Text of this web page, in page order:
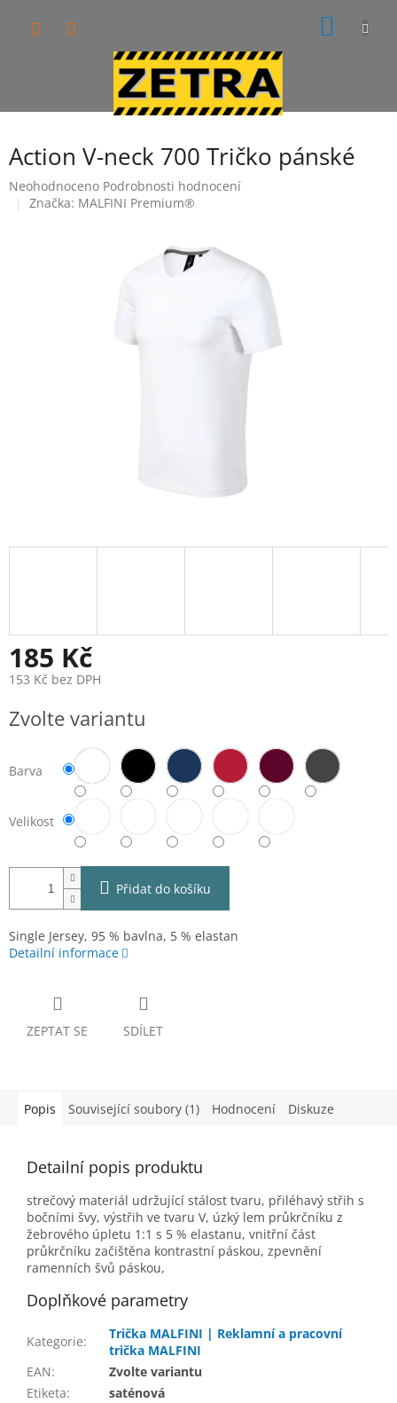
Action V-neck 700 Tričko pánské
Průměrné
hodnocení
Neohodnoceno Podrobnosti hodnocení
Značka: MALFINI Premium®
185 Kč
153 Kč bez DPH
cena:
Zvolte variantu
Barva
Velikost
Přidat do košíku
Single Jersey, 95 % bavlna, 5 % elastan
Detailní informace
ZEPTAT SE SDÍLET
Popis Související soubory (1) Hodnocení Diskuze
Detailní popis produktu
strečový materiál udržující stálost tvaru, přiléhavý střih s
bočními švy, výstřih ve tvaru V, úzký lem průkrčníku z
žebrového úpletu 1:1 s 5 % elastanu, vnitřní část
průkrčníku začištěna kontrastní páskou, zpevnění
ramenních švů páskou,
Doplňkové parametry
Kategorie:
Trička MALFINI | Reklamní a pracovní
trička MALFINI
EAN:
Zvolte variantu
Etiketa:
saténová